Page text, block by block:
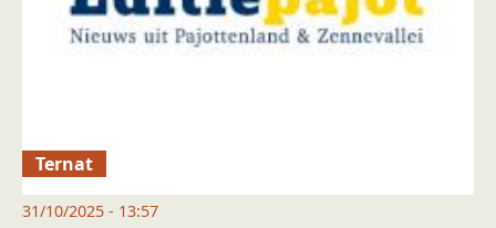
Ternat
31/10/2025 - 13:57